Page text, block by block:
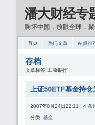
潘大财经专
胸怀中国，放眼全球，
首页 热门文章 站点推
存档
文章标签 ‘工商银行’
上证50ETF基金持
2007年8月24日22:11 | 4 条
分类: 基金